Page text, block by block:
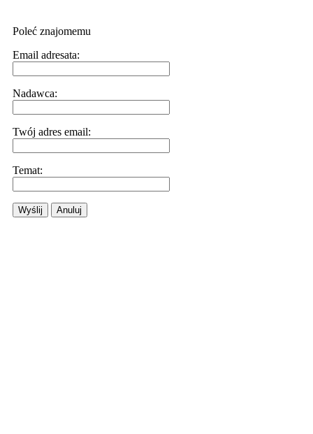
Poleć znajomemu
Email adresata:
Nadawca:
Twój adres email:
Temat:
Wyślij Anuluj